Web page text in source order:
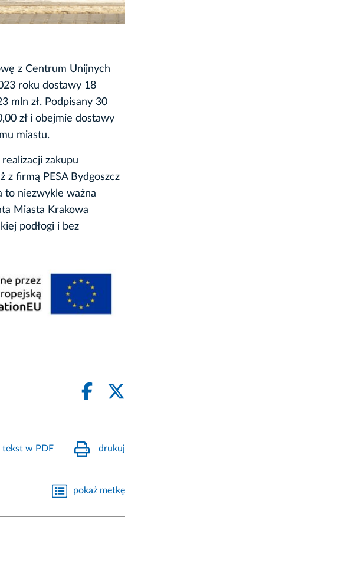
z Centrum Unijnych
roku dostawy 18
mln zł. Podpisany 30
zł i obejmie dostawy
miastu.
zakupu
z firmą PESA Bydgoszcz
to niezwykle ważna
Miasta Krakowa
podłogi i bez
tekst w PDF drukuj
pokaż metkę